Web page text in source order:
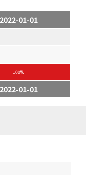
2022-01-01
100%
2022-01-01